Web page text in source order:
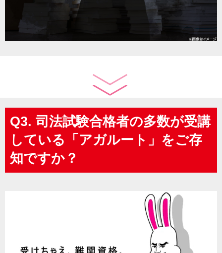
Q3. 司法試験合格者の多数が受講
している「アガルート」をご存
知ですか？